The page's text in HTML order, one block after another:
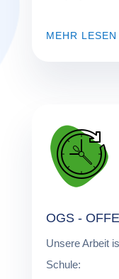
MEHR LESEN
OGS -
Unsere Arbeit
Schule: